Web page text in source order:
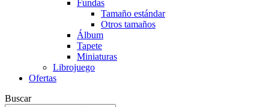
Fundas
Tamaño estándar
Otros tamaños
Álbum
Tapete
Miniaturas
Librojuego
Ofertas
Buscar